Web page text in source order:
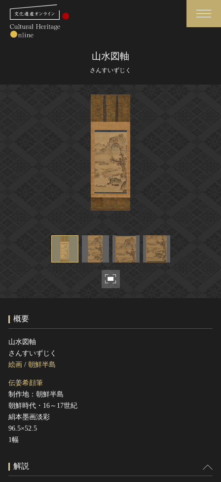
さらに詳細検索
媒体資料・関連記事等
博物館、美術館の皆さまへ
文化庁よりご挨拶
今月のみどころ
お知らせ一覧
このサイトについて
関連サイトリンク
サイトマップ
サイトのご意見はこちら
文化遺産データベース
国指定文化財等データベース
山水図軸
さんすいずじく
概要
山水図軸
さんすいずじく
絵画 / 朝鮮半島
伝姜希顔筆
制作地：朝鮮半島
朝鮮時代・16～17世紀
絹本墨画淡彩
96.5×52.5
1幅
解説